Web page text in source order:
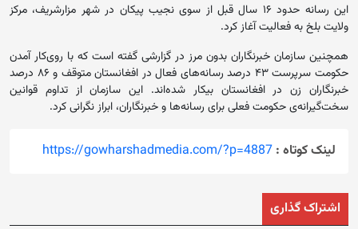
این رسانه حدود ۱۶ سال قبل از سوی نجیب پیکان در شهر مزارشریف، مرکز
ولایت بلخ به فعالیت آغاز کرد.
همچنین سازمان خبرنگاران بدون مرز در گزارشی گفته است که با روی‌کار آمدن
حکومت سرپرست ۴۳ درصد رسانه‌های فعال در افغانستان متوقف و ۸۶ درصد
خبرنگاران زن در افغانستان بیکار شده‌اند. این سازمان از تداوم قوانین
سخت‌گیرانه‌ی حکومت فعلی برای رسانه‌ها و خبرنگاران، ابراز نگرانی کرد.
لینک کوتاه : https://gowharshadmedia.com/?p=4887
اشتراک گذاری